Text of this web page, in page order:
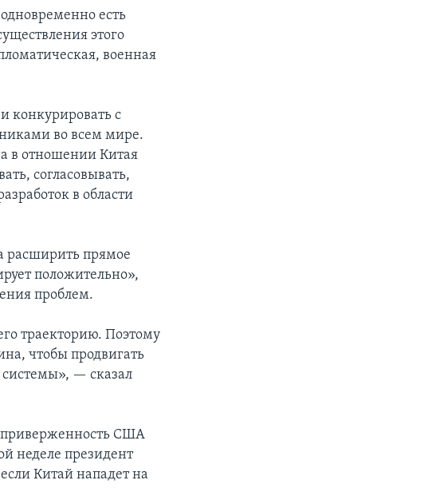
есть
этого
военная
конкурировать с
во всем мире.
в отношении Китая
согласовывать,
в области
расширить прямое
положительно»,
проблем.
траекторию. Поэтому
чтобы продвигать
— сказал
приверженность США
неделе президент
Китай нападет на